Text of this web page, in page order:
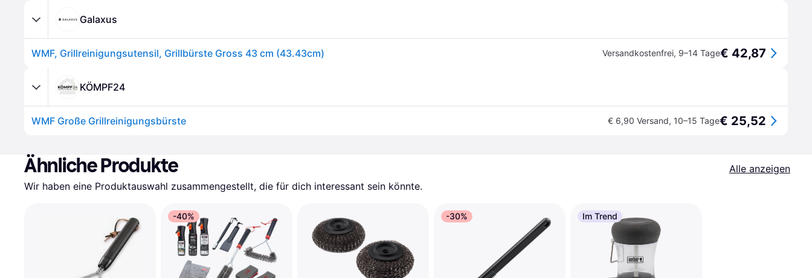
Galaxus
WMF, Grillreinigungsutensil, Grillbürste Gross 43 cm (43.43cm) Versandkostenfrei, 9–14 Tage€ 42,87
KÖMPF24
WMF Große Grillreinigungsbürste € 6,90 Versand, 10–15 Tage€ 25,52
Ähnliche Produkte
Alle anzeigen
Wir haben eine Produktauswahl zusammengestellt, die für dich interessant sein könnte.
-40% -30% Im Trend